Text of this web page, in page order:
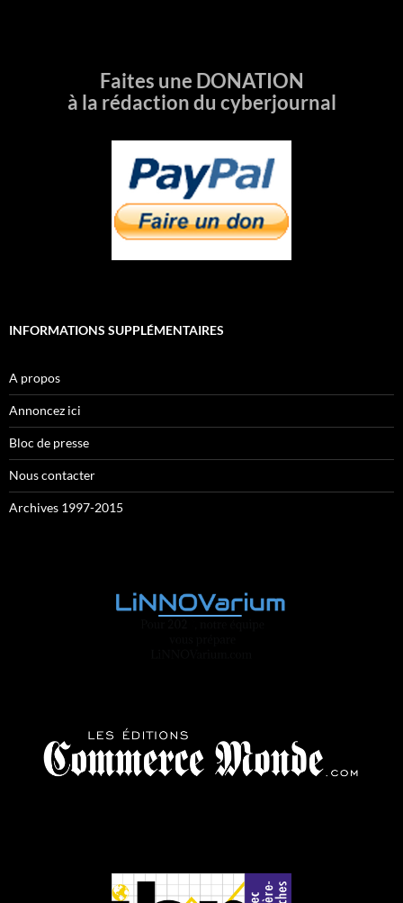
Faites une DONATION
à la rédaction du cyberjournal
INFORMATIONS SUPPLÉMENTAIRES
A propos
Annoncez ici
Bloc de presse
Nous contacter
Archives 1997-2015